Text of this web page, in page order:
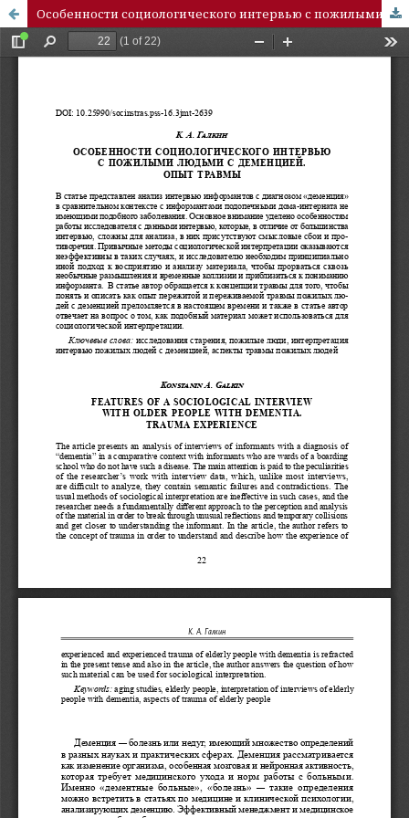
Особенности социологического интервью с пожилыми людьми с деменцией. Опыт травмы